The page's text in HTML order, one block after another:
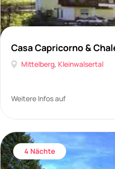
Casa Capricorno &
Mittelberg, Kleinwalsertal
Weitere Infos auf
4 Nächte